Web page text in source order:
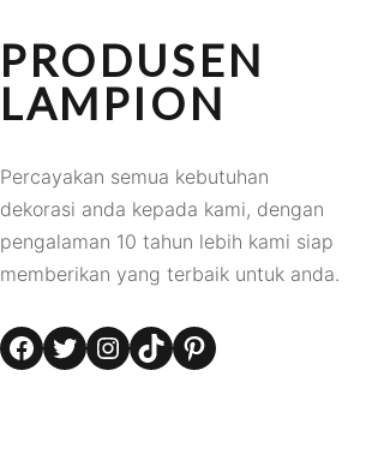
PRODUSEN
LAMPION
Percayakan semua kebutuhan
dekorasi anda kepada kami, dengan
pengalaman 10 tahun lebih kami siap
memberikan yang terbaik untuk anda.
Facebook Twitter Instagram TikTok Pinterest